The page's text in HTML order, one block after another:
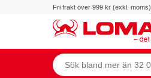
Fri frakt över 999 kr (exkl. moms)